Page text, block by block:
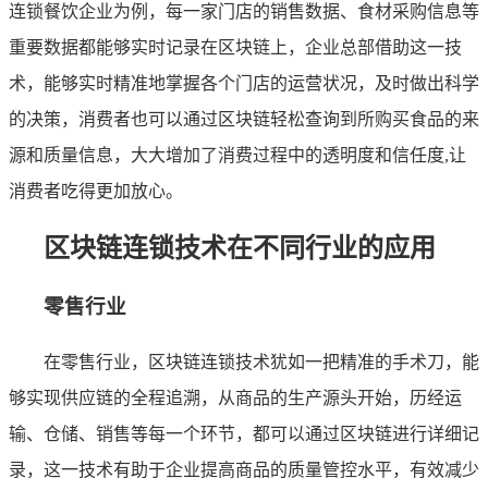
连锁餐饮企业为例，每一家门店的销售数据、食材采购信息等
重要数据都能够实时记录在区块链上，企业总部借助这一技
术，能够实时精准地掌握各个门店的运营状况，及时做出科学
的决策，消费者也可以通过区块链轻松查询到所购买食品的来
源和质量信息，大大增加了消费过程中的透明度和信任度,让
消费者吃得更加放心。
区块链连锁技术在不同行业的应用
零售行业
在零售行业，区块链连锁技术犹如一把精准的手术刀，能
够实现供应链的全程追溯，从商品的生产源头开始，历经运
输、仓储、销售等每一个环节，都可以通过区块链进行详细记
录，这一技术有助于企业提高商品的质量管控水平，有效减少